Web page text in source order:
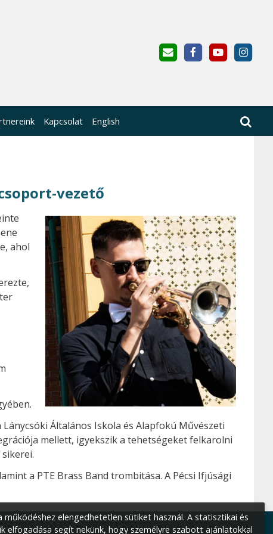
Kapcsolat English
vezető
ahol
Általános Iskola és Alapfokú Művészeti
mellett, igyekszik a tehetségeket felkarolni
a PTE Brass Band trombitása. A Pécsi Ifjúsági
működéshez elengedhetetlen sütiket használ. A statisztikai és
elfogadása segít nekünk, hogy személyre szabott ajánlatokkal